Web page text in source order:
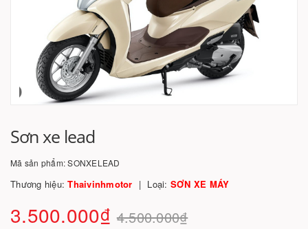
Sơn xe lead
Mã sản phẩm:SONXELEAD
Thương hiệu:Thaivinhmotor Loại: SƠN XE MÁY
3.500.000₫ 4.500.000₫